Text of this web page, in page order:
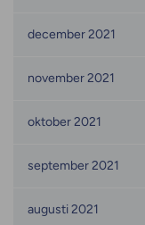
december 2021
november 2021
oktober 2021
september 2021
augusti 2021